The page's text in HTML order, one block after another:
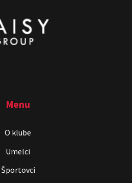
Menu
O klube
Umelci
Športovci